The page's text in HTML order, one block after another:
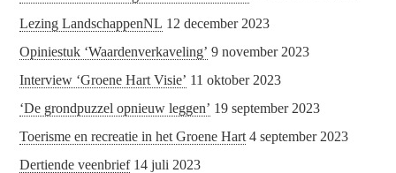
Lezing LandschappenNL 12 december 2023
Opiniestuk ‘Waardenverkaveling’ 9 november 2023
Interview ‘Groene Hart Visie’ 11 oktober 2023
‘De grondpuzzel opnieuw leggen’ 19 september 2023
Toerisme en recreatie in het Groene Hart 4 september 2023
Dertiende veenbrief 14 juli 2023